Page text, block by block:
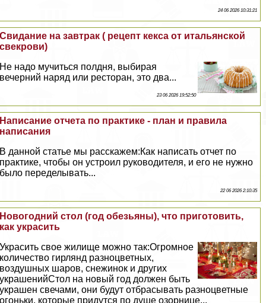
24 06 2026 10:31:21
Свидание на завтpaк ( рецепт кекса от итальянской
свекрови)
Не надо мучиться полдня, выбирая
вечерний наряд или ресторан, это два...
23 06 2026 19:52:50
Написание отчета по пpaктике - план и правила
написания
В данной статье мы расскажем:Как написать отчет по
пpaктике, чтобы он устроил руководителя, и его не нужно
было переделывать...
22 06 2026 2:10:35
Новогодний стол (год обезьяны), что приготовить,
как украсить
Украсить свое жилище можно так:Огромное
количество гирлянд разноцветных,
воздушных шаров, снежинок и других
украшенийСтол на новый год должен быть
украшен свечами, они будут отбрасывать разноцветные
огоньки, которые придутся по душе озорнице...